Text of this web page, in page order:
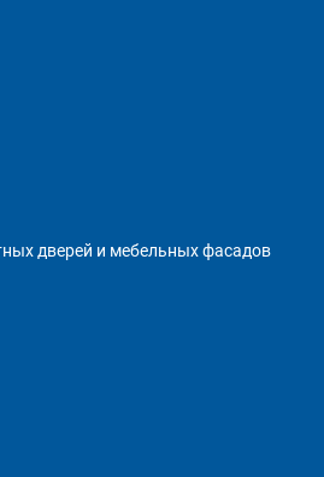
дверей и мебельных фасадов